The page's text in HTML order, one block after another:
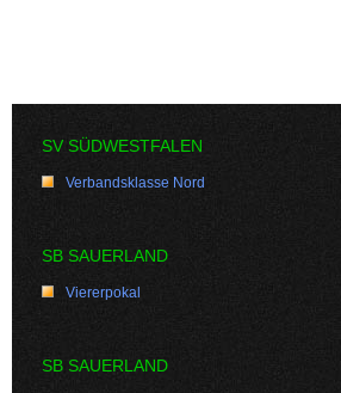
SV SÜDWESTFALEN
Verbandsklasse Nord
SB SAUERLAND
Viererpokal
SB SAUERLAND